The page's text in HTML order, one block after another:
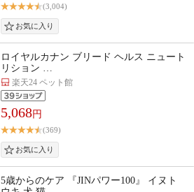
(3,004)
ロイヤルカナン ブリード ヘルス ニュート
リション …
楽天24 ペット館
5,068円
(369)
5歳からのケア 『JINパワー100』 イヌト